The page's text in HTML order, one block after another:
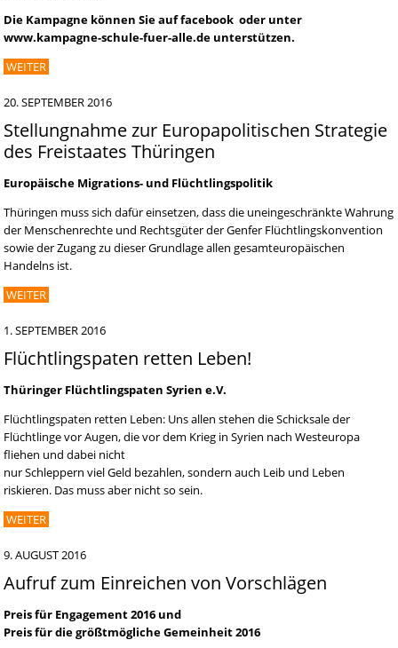
Die Kampagne können Sie auf facebook oder unter
www.kampagne-schule-fuer-alle.de unterstützen.
WEITER
20. SEPTEMBER 2016
Stellungnahme zur Europapolitischen Strategie
des Freistaates Thüringen
Europäische Migrations- und Flüchtlingspolitik
Thüringen muss sich dafür einsetzen, dass die uneingeschränkte Wahrung
der Menschenrechte und Rechtsgüter der Genfer Flüchtlingskonvention
sowie der Zugang zu dieser Grundlage allen gesamteuropäischen
Handelns ist.
WEITER
1. SEPTEMBER 2016
Flüchtlingspaten retten Leben!
Thüringer Flüchtlingspaten Syrien e.V.
Flüchtlingspaten retten Leben: Uns allen stehen die Schicksale der
Flüchtlinge vor Augen, die vor dem Krieg in Syrien nach Westeuropa
fliehen und dabei nicht
nur Schleppern viel Geld bezahlen, sondern auch Leib und Leben
riskieren. Das muss aber nicht so sein.
WEITER
9. AUGUST 2016
Aufruf zum Einreichen von Vorschlägen
Preis für Engagement 2016 und
Preis für die größtmögliche Gemeinheit 2016